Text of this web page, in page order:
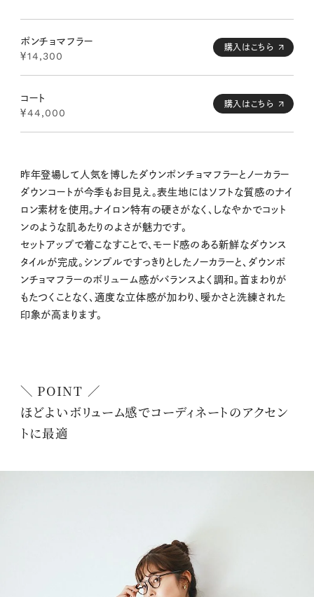
ポンチョマフラー
￥14,300
購入はこちら
コート
￥44,000
購入はこちら
昨年登場して人気を博したダウンポンチョマフラーとノーカラー
ダウンコートが今季もお目見え。表生地にはソフトな質感のナイ
ロン素材を使用。ナイロン特有の硬さがなく、しなやかでコット
ンのような肌あたりのよさが魅力です。
セットアップで着こなすことで、モード感のある新鮮なダウンス
タイルが完成。シンプルですっきりとしたノーカラーと、ダウンポ
ンチョマフラーのボリューム感がバランスよく調和。首まわりが
もたつくことなく、適度な立体感が加わり、暖かさと洗練された
印象が高まります。
＼ POINT ／
ほどよいボリューム感でコーディネートのアクセン
トに最適